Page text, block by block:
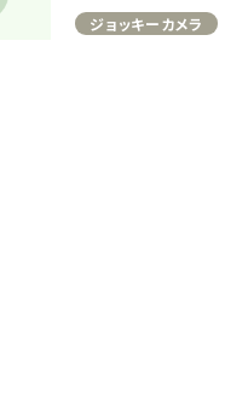
ジョッキーカメラ